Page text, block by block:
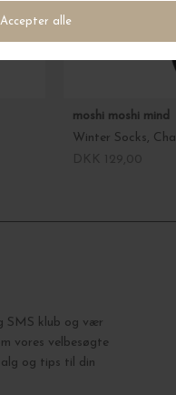
moshi moshi mind
Winter Socks,
SMS klub og vær
vores velbesøgte
og tips til din